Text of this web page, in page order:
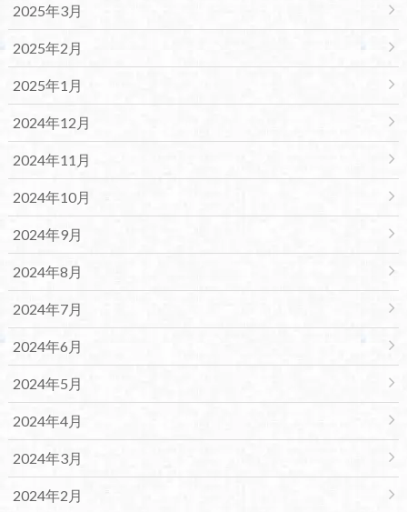
2025年3月
2025年2月
2025年1月
2024年12月
2024年11月
2024年10月
2024年9月
2024年8月
2024年7月
2024年6月
2024年5月
2024年4月
2024年3月
2024年2月